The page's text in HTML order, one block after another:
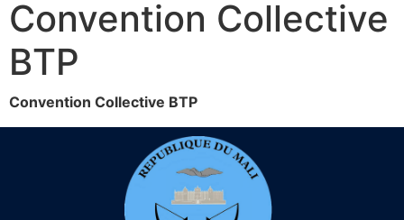
Convention Collective
BTP
Convention Collective BTP